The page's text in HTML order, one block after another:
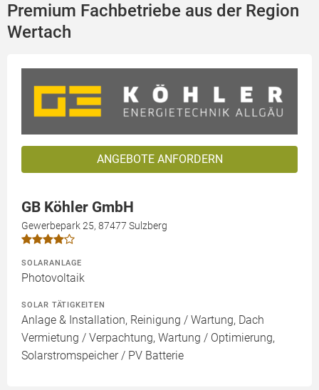
Premium Fachbetriebe aus der Region
Wertach
ANGEBOTE ANFORDERN
GB Köhler GmbH
Gewerbepark 25, 87477 Sulzberg
SOLARANLAGE
Photovoltaik
SOLAR TÄTIGKEITEN
Anlage & Installation, Reinigung / Wartung, Dach
Vermietung / Verpachtung, Wartung / Optimierung,
Solarstromspeicher / PV Batterie